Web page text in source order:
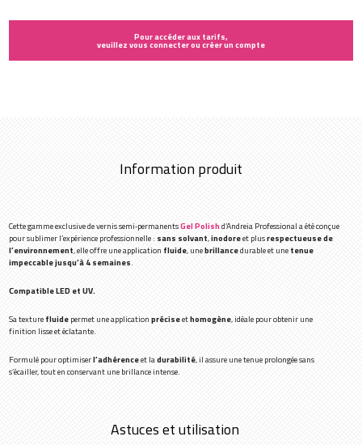
Pour accéder aux tarifs,
veuillez vous connecter ou créer un compte
Information produit
Cette gamme exclusive de vernis semi‑permanentsGel Polishd’Andreia Professional a été conçue
pour sublimer l’expérience professionnelle : sans solvant,inodoreet plusrespectueuse de
l’environnement, elle offre une application fluide, unebrillancedurable et unetenue
impeccable jusqu’à 4 semaines.
Compatible LED et UV.
Sa texturefluidepermet une applicationpréciseethomogène, idéale pour obtenir une
finition lisse et éclatante.
Formulé pour optimiserl’adhérenceet ladurabilité, il assure une tenue prolongée sans
s’écailler, tout en conservant une brillance intense.
Astuces et utilisation